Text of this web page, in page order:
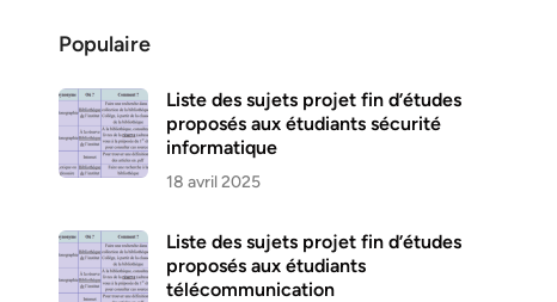
Populaire
Liste des sujets projet fin d’études
proposés aux étudiants sécurité
informatique
18 avril 2025
Liste des sujets projet fin d’études
proposés aux étudiants
télécommunication